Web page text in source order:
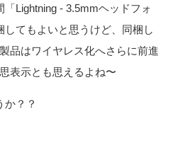
Lightning - 3.5mmヘッドフォ
てもよいと思うけど、同梱し
品はワイヤレス化へさらに前進
表示とも思えるよね〜
か？？